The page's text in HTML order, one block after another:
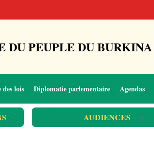
PEUPLE DU BURKINA
lois Diplomatie parlementaire Agendas
AUDIENCES